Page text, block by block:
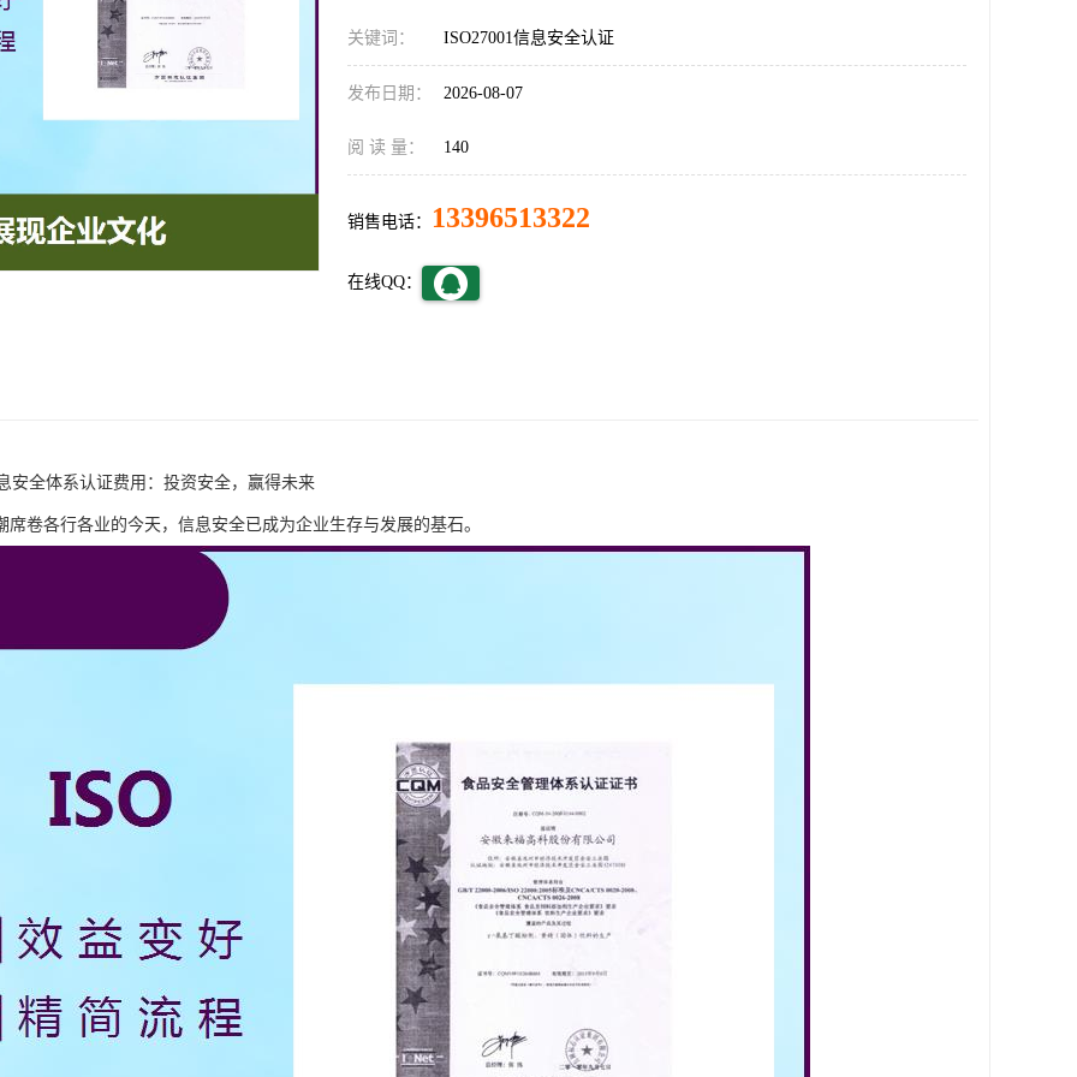
关键词： ISO27001信息安全认证
发布日期： 2026-08-07
阅 读 量： 140
销售电话： 13396513322
在线QQ：
安全体系认证费用：投资安全，赢得未来
席卷各行各业的今天，信息安全已成为企业生存与发展的基石。